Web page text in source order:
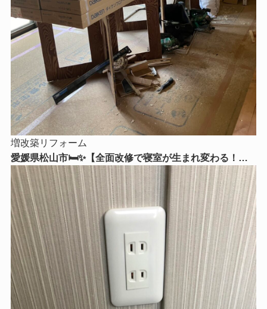
増改築リフォーム
愛媛県松山市🛏️✨【全面改修で寝室が生まれ変わる！】
心からくつろげる理想の寝室リフォームをご紹介😊